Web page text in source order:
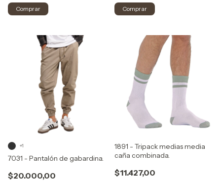
Comprar Comprar
7031 - Pantalón de gabardina.
$20.000,00
+1
1891 - Tripack medias media
caña combinada.
$11.427,00